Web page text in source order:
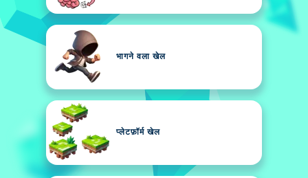
भागने वला खेल
प्लेटफ़ॉर्म खेल